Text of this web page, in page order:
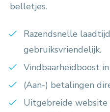
belletjes.
Razendsnelle
gebruiksvriendelijk.
Vindbaarheidboost in
(Aan-) betalingen
Uitgebreide